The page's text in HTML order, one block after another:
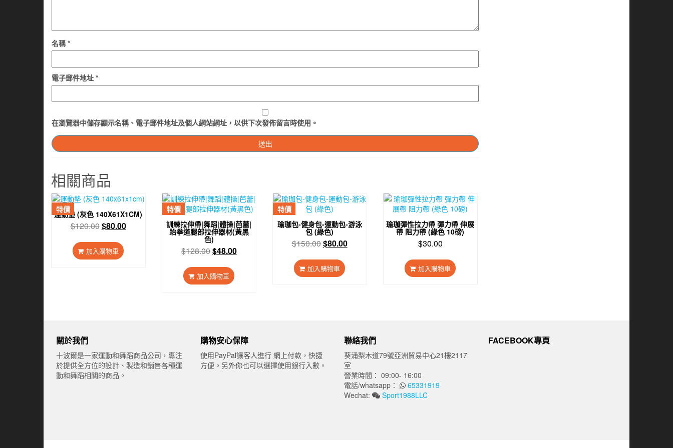
名稱*
電子郵件地址 *
在瀏覽器中儲存顯示名稱、電子郵件地址及個人網站網址，以供下次發佈留言時使用。
相關商品
特價
運動墊 (灰色 140X61X1CM)
$120.00原
價
格：
$80.00目
加入購物車
特價
訓練拉伸帶|舞蹈|體操|芭蕾|
跆拳道腿部拉伸器材(黃黑
色)
$128.00原
價
格：
$48.00目
加入購物車
特價
瑜珈包-健身包-運動包-游泳
包 (綠色)
$150.00原
價
格：
$80.00目
加入購物車
瑜珈彈性拉力帶 彈力帶 伸展
帶 阻力帶 (綠色 10磅)
$30.00
加入購物車
關於我們
十波爾是一家運動和舞蹈商品公司，專注
於提供全方位的設計、製造和銷售各種運
動和舞蹈相關的商品。
購物安心保障
使用PayPal讓客人進行 網上付款，快捷
方便。另外你也可以選擇使用銀行入數。
聯絡我們
葵涌梨木道79號亞洲貿易中心21樓2117
室
營業時間： 09:00- 16:00
電話/whatsapp：
65331919
Wechat:
Sport1988LLC
FACEBOOK專頁